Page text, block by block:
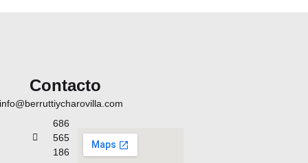
Contacto
info@berruttiycharovilla.com
686
565
186